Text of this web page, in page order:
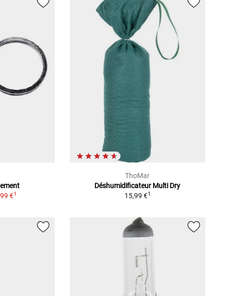
€1
ThoMar
Déshumidificateur Multi Dry
15,99 €1